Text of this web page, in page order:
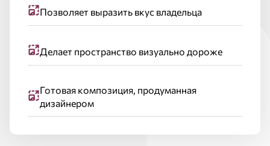
Позволяет выразить вкус владельца
Делает пространство визуально дороже
Готовая композиция, продуманная
дизайнером